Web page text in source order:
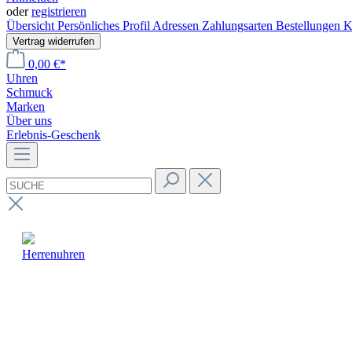
oderregistrieren
Übersicht Persönliches Profil Adressen Zahlungsarten Bestellungen
Vertrag widerrufen
0,00 €*
Uhren
Schmuck
Marken
Über uns
Erlebnis-Geschenk
Herrenuhren